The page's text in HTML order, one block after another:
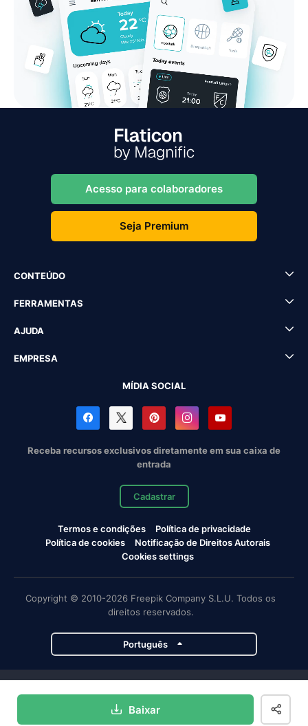
Baixar
Acesso para colaboradores
Seja Premium
CONTEÚDO
FERRAMENTAS
AJUDA
EMPRESA
MÍDIA SOCIAL
Receba recursos exclusivos diretamente em sua caixa de
entrada
Cadastrar
Termos e condições
Política de privacidade
Política de cookies
Notificação de Direitos Autorais
Cookies settings
Copyright © 2010-2026 Freepik Company S.L.U. Todos os
direitos reservados.
Português
Magnific Flaticon